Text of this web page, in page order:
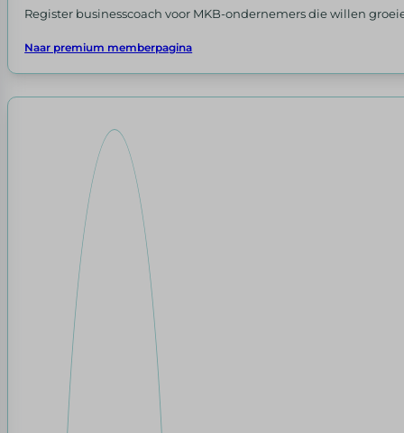
Register businesscoach voor MKB-ondernemers die willen
Naar premium memberpagina